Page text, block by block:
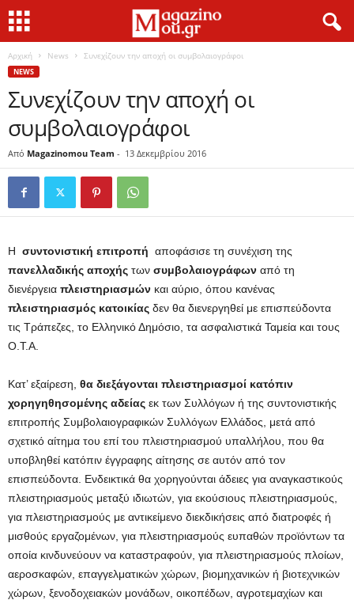
Αρχική News Συνεχίζουν την αποχή οι συμβολαιογράφοι
NEWS
Συνεχίζουν την αποχή οι
συμβολαιογράφοι
Από Magazinomou Team - 13 Δεκεμβρίου 2016
H συντονιστική επιτροπή αποφάσισε τη συνέχιση της
πανελλαδικής αποχής των συμβολαιογράφων από τη
διενέργεια πλειστηριασμών και αύριο, όπου κανένας
πλειστηριασμός κατοικίας δεν θα διενεργηθεί με επισπεύδοντα
τις Τράπεζες, το Ελληνικό Δημόσιο, τα ασφαλιστικά Ταμεία και τους
Ο.Τ.Α.
Κατ’ εξαίρεση, θα διεξάγονται πλειστηριασμοί κατόπιν
χορηγηθησομένης αδείας εκ των Συλλόγων ή της συντονιστικής
επιτροπής Συμβολαιογραφικών Συλλόγων Ελλάδος, μετά από
σχετικό αίτημα του επί του πλειστηριασμού υπαλλήλου, που θα
υποβληθεί κατόπιν έγγραφης αίτησης σε αυτόν από τον
επισπεύδοντα. Ενδεικτικά θα χορηγούνται άδειες για αναγκαστικούς
πλειστηριασμούς μεταξύ ιδιωτών, για εκούσιους πλειστηριασμούς,
για πλειστηριασμούς με αντικείμενο διεκδικήσεις από διατροφές ή
μισθούς εργαζομένων, για πλειστηριασμούς ευπαθών προϊόντων τα
οποία κινδυνεύουν να καταστραφούν, για πλειστηριασμούς πλοίων,
αεροσκαφών, επαγγελματικών χώρων, βιομηχανικών ή βιοτεχνικών
χώρων, ξενοδοχειακών μονάδων, οικοπέδων, αγροτεμαχίων και